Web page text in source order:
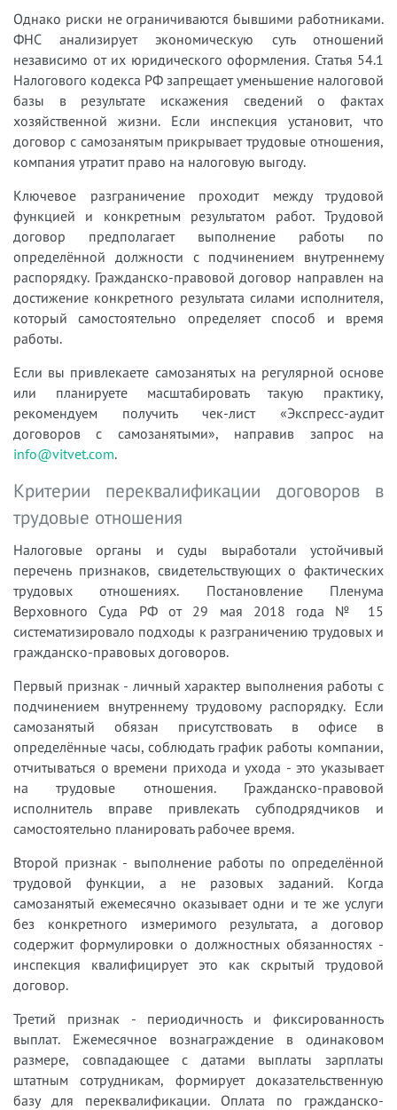
Однако риски не ограничиваются бывшими работниками.
ФНС анализирует экономическую суть отношений
независимо от их юридического оформления. Статья 54.1
Налогового кодекса РФ запрещает уменьшение налоговой
базы в результате искажения сведений о фактах
хозяйственной жизни. Если инспекция установит, что
договор с самозанятым прикрывает трудовые отношения,
компания утратит право на налоговую выгоду.
Ключевое разграничение проходит между трудовой
функцией и конкретным результатом работ. Трудовой
договор предполагает выполнение работы по
определённой должности с подчинением внутреннему
распорядку. Гражданско-правовой договор направлен на
достижение конкретного результата силами исполнителя,
который самостоятельно определяет способ и время
работы.
Если вы привлекаете самозанятых на регулярной основе
или планируете масштабировать такую практику,
рекомендуем получить чек-лист «Экспресс-аудит
договоров с самозанятыми», направив запрос на
info@vitvet.com.
Критерии переквалификации договоров в
трудовые отношения
Налоговые органы и суды выработали устойчивый
перечень признаков, свидетельствующих о фактических
трудовых отношениях. Постановление Пленума
Верховного Суда РФ от 29 мая 2018 года № 15
систематизировало подходы к разграничению трудовых и
гражданско-правовых договоров.
Первый признак - личный характер выполнения работы с
подчинением внутреннему трудовому распорядку. Если
самозанятый обязан присутствовать в офисе в
определённые часы, соблюдать график работы компании,
отчитываться о времени прихода и ухода - это указывает
на трудовые отношения. Гражданско-правовой
исполнитель вправе привлекать субподрядчиков и
самостоятельно планировать рабочее время.
Второй признак - выполнение работы по определённой
трудовой функции, а не разовых заданий. Когда
самозанятый ежемесячно оказывает одни и те же услуги
без конкретного измеримого результата, а договор
содержит формулировки о должностных обязанностях -
инспекция квалифицирует это как скрытый трудовой
договор.
Третий признак - периодичность и фиксированность
выплат. Ежемесячное вознаграждение в одинаковом
размере, совпадающее с датами выплаты зарплаты
штатным сотрудникам, формирует доказательственную
базу для переквалификации. Оплата по гражданско-